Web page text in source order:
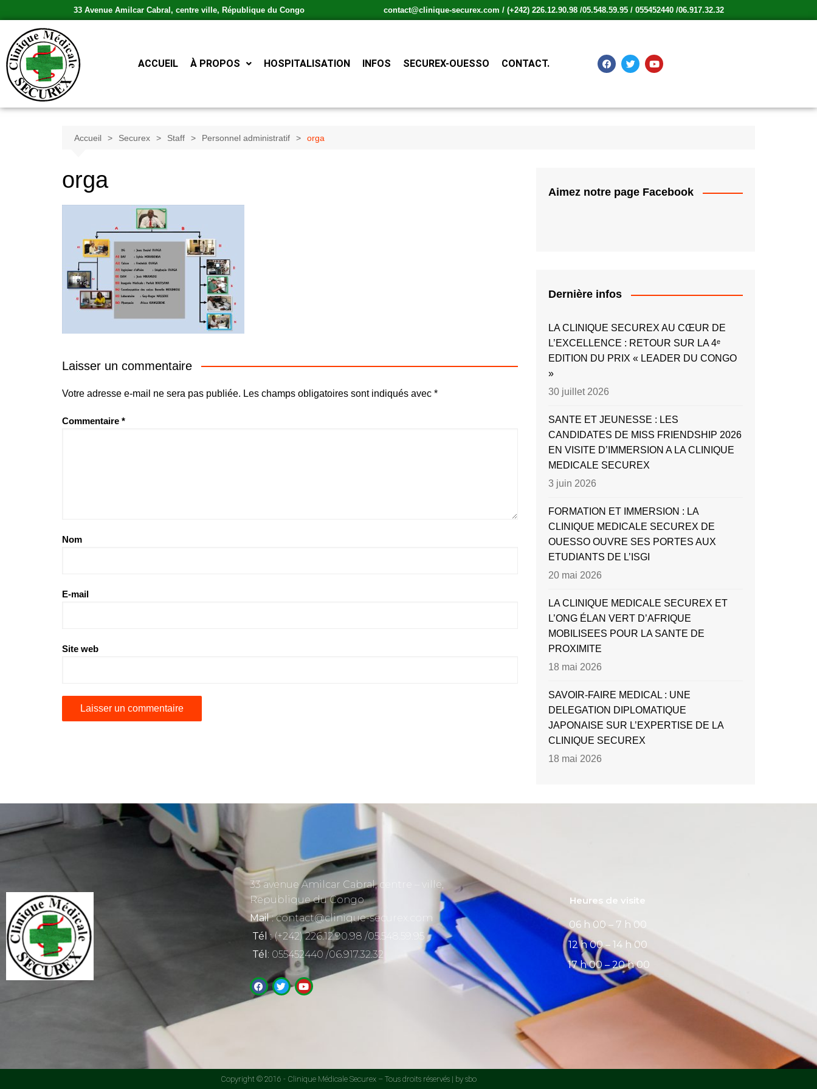
33 Avenue Amilcar Cabral, centre ville, République du Congo contact@clinique-securex.com / (+242) 226.12.90.98 /05.548.59.95 / 055452440 /06.917.32.32
ACCUEIL À PROPOS HOSPITALISATION INFOS SECUREX-OUESSO CONTACT.
Accueil Securex Staff Personnel administratif orga
orga
Laisser un commentaire
Votre adresse e-mail ne sera pas publiée. Les champs obligatoires sont indiqués avec *
Commentaire *
Nom
E-mail
Site web
Aimez notre page Facebook
Dernière infos
LA CLINIQUE SECUREX AU CŒUR DE
L’EXCELLENCE : RETOUR SUR LA 4ᵉ
EDITION DU PRIX « LEADER DU CONGO
»
30 juillet 2026
SANTE ET JEUNESSE : LES
CANDIDATES DE MISS FRIENDSHIP 2026
EN VISITE D’IMMERSION A LA CLINIQUE
MEDICALE SECUREX
3 juin 2026
FORMATION ET IMMERSION : LA
CLINIQUE MEDICALE SECUREX DE
OUESSO OUVRE SES PORTES AUX
ETUDIANTS DE L’ISGI
20 mai 2026
LA CLINIQUE MEDICALE SECUREX ET
L’ONG ÉLAN VERT D’AFRIQUE
MOBILISEES POUR LA SANTE DE
PROXIMITE
18 mai 2026
SAVOIR-FAIRE MEDICAL : UNE
DELEGATION DIPLOMATIQUE
JAPONAISE SUR L’EXPERTISE DE LA
CLINIQUE SECUREX
18 mai 2026
33 avenue Amilcar Cabral, centre – ville,
Republique du Congo
Mail: contact@clinique-securex.com
Tél : (+242) 226.12.90.98 /05.548.59.95
Tél : 055452440 /06.917.32.32
Heures de visite
06 h 00 – 7 h 00
12 h 00 – 14 h 00
17 h 00 – 20 h 00
Copyright © 2016 - Clinique Médicale Securex – Tous droits réservés | by sbo